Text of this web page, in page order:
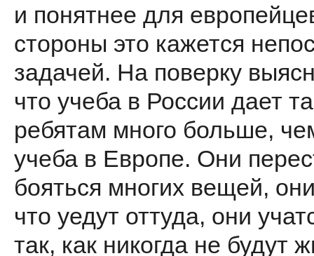
и понятнее для
стороны это кажется
задачей. На поверку
что учеба в России дает
ребятам много больше,
учеба в Европе. Они
бояться многих вещей,
что уедут оттуда, они
так, как никогда не будут